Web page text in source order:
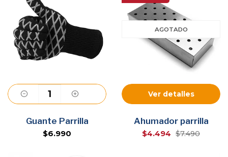
Agregar
Guante Parrilla
$6.990
Ver detalles
AGOTADO
Ahumador parrilla
$4.494 $7.490